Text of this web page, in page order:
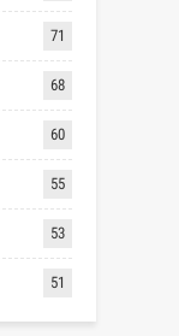
71
68
60
55
53
51